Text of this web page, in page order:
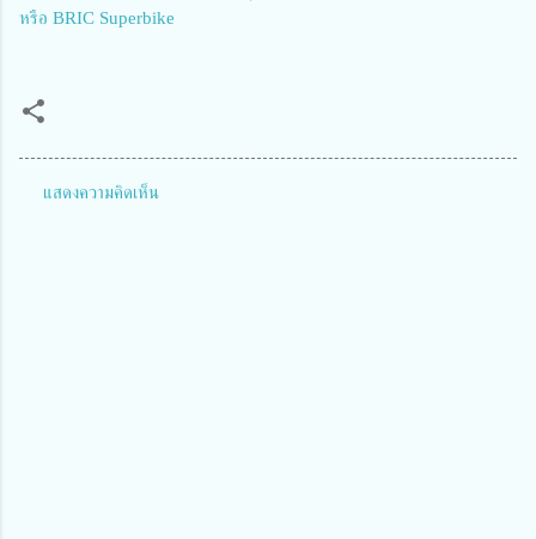
หรือ BRIC Superbike
แสดงความคิดเห็น